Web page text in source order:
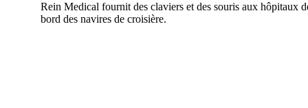
Rein Medical fournit des claviers et des souris aux hôpitaux
bord des navires de croisière.